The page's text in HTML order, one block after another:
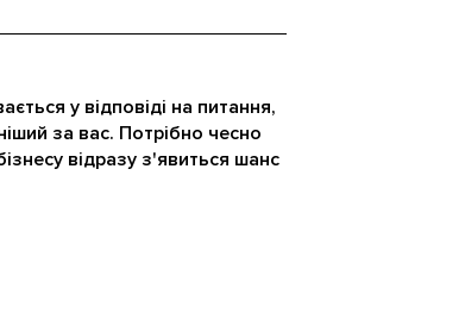
у відповіді на питання,
за вас. Потрібно чесно
відразу з'явиться шанс